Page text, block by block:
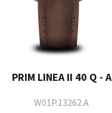
PRIM LINEA II 40 Q - A
W01P.13262.A